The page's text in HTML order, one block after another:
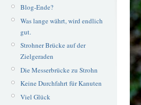
Blog-Ende?
Was lange währt, wird endlich
gut.
Strohner Brücke auf der
Zielgeraden
Die Messerbrücke zu Strohn
Keine Durchfahrt für Kanuten
Viel Glück